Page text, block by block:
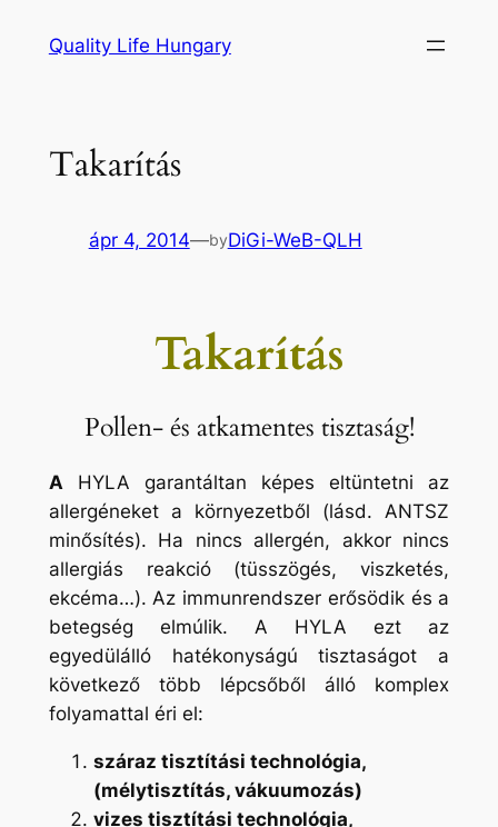
Quality Life Hungary
Takarítás
ápr 4, 2014—byDiGi-WeB-QLH
Takarítás
Pollen- és atkamentes tisztaság!
AHYLA garantáltan képes eltüntetni az
allergéneket a környezetből (lásd. ANTSZ
minősítés). Ha nincs allergén, akkor nincs
allergiás reakció (tüsszögés, viszketés,
ekcéma…). Az immunrendszer erősödik és a
betegség elmúlik. A HYLA ezt az
egyedülálló hatékonyságú tisztaságot a
következő több lépcsőből álló komplex
folyamattal éri el:
száraz tisztítási technológia,
(mélytisztítás, vákuumozás)
vizes tisztítási technológia,